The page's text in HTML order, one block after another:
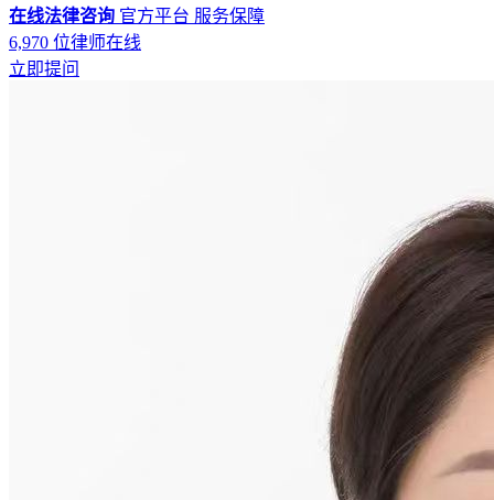
在线法律咨询 官方平台 服务保障
6,970 位律师在线
立即提问